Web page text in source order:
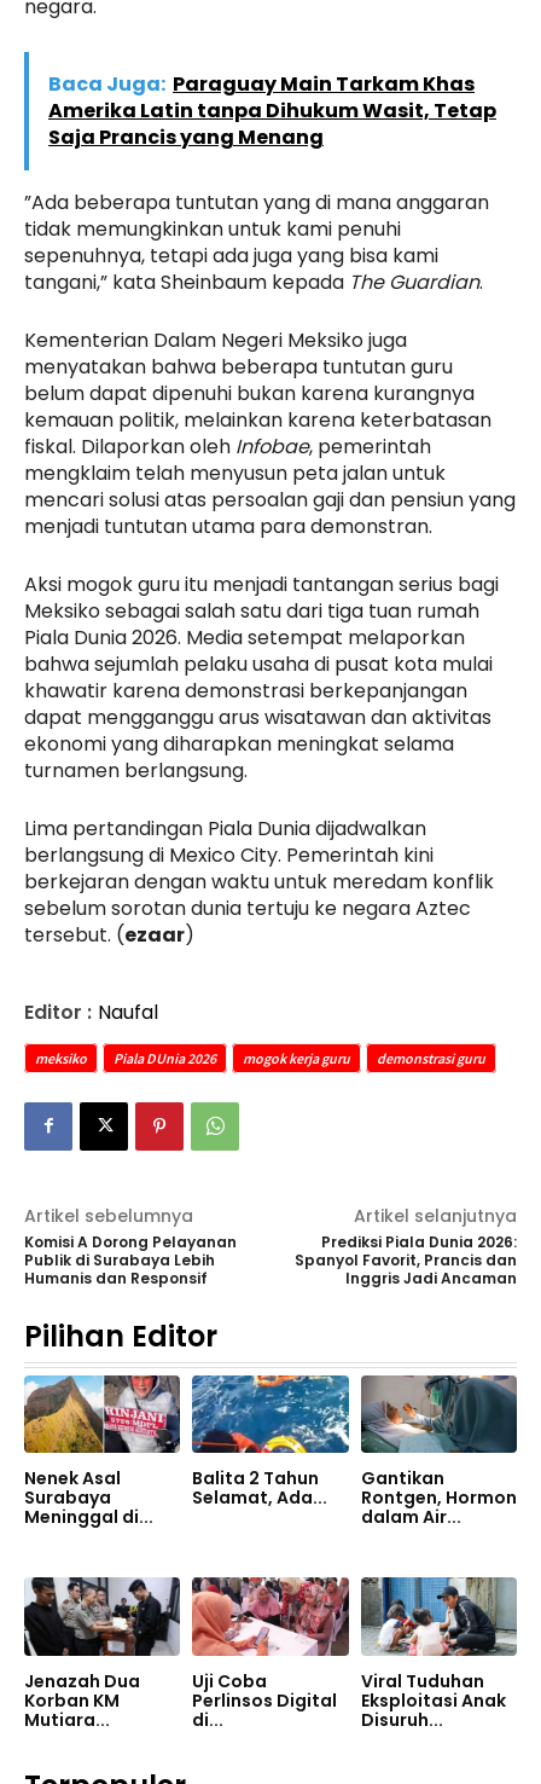
negara.
Baca Juga: Paraguay Main Tarkam Khas
Amerika Latin tanpa Dihukum Wasit, Tetap
Saja Prancis yang Menang
”Ada beberapa tuntutan yang di mana anggaran
tidak memungkinkan untuk kami penuhi
sepenuhnya, tetapi ada juga yang bisa kami
tangani,” kata Sheinbaum kepada The Guardian.
Kementerian Dalam Negeri Meksiko juga
menyatakan bahwa beberapa tuntutan guru
belum dapat dipenuhi bukan karena kurangnya
kemauan politik, melainkan karena keterbatasan
fiskal. Dilaporkan oleh Infobae, pemerintah
mengklaim telah menyusun peta jalan untuk
mencari solusi atas persoalan gaji dan pensiun yang
menjadi tuntutan utama para demonstran.
Aksi mogok guru itu menjadi tantangan serius bagi
Meksiko sebagai salah satu dari tiga tuan rumah
Piala Dunia 2026. Media setempat melaporkan
bahwa sejumlah pelaku usaha di pusat kota mulai
khawatir karena demonstrasi berkepanjangan
dapat mengganggu arus wisatawan dan aktivitas
ekonomi yang diharapkan meningkat selama
turnamen berlangsung.
Lima pertandingan Piala Dunia dijadwalkan
berlangsung di Mexico City. Pemerintah kini
berkejaran dengan waktu untuk meredam konflik
sebelum sorotan dunia tertuju ke negara Aztec
tersebut. (ezaar)
Editor : Naufal
meksiko Piala DUnia 2026 mogok kerja guru demonstrasi guru
Artikel sebelumnya
Komisi A Dorong Pelayanan
Publik di Surabaya Lebih
Humanis dan Responsif
Artikel selanjutnya
Prediksi Piala Dunia 2026:
Spanyol Favorit, Prancis dan
Inggris Jadi Ancaman
Pilihan Editor
Nenek Asal
Surabaya
Meninggal di...
Balita 2 Tahun
Selamat, Ada...
Gantikan
Rontgen, Hormon
dalam Air...
Jenazah Dua
Korban KM
Mutiara...
Uji Coba
Perlinsos Digital
di...
Viral Tuduhan
Eksploitasi Anak
Disuruh...